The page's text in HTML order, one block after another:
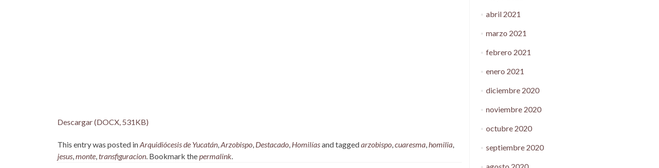
Descargar (DOCX, 531KB)
This entry was posted inArquidiócesis de Yucatán,Arzobispo, Destacado, Homilíasand taggedarzobispo,cuaresma,homilia,
jesus,monte,transfiguracion. Bookmark thepermalink.
abril 2021
marzo 2021
febrero 2021
enero 2021
diciembre 2020
noviembre 2020
octubre 2020
septiembre 2020